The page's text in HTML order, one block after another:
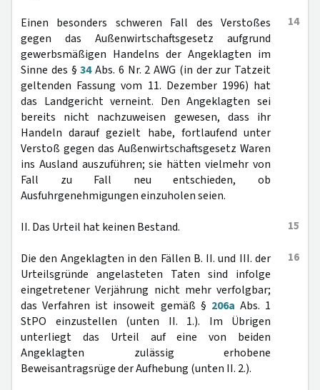
14
Einen besonders schweren Fall des Verstoßes
gegen das Außenwirtschaftsgesetz aufgrund
gewerbsmäßigen Handelns der Angeklagten im
Sinne des §34Abs. 6 Nr. 2 AWG (in der zur Tatzeit
geltenden Fassung vom 11. Dezember 1996) hat
das Landgericht verneint. Den Angeklagten sei
bereits nicht nachzuweisen gewesen, dass ihr
Handeln darauf gezielt habe, fortlaufend unter
Verstoß gegen das Außenwirtschaftsgesetz Waren
ins Ausland auszuführen; sie hätten vielmehr von
Fall zu Fall neu entschieden, ob
Ausfuhrgenehmigungen einzuholen seien.
15
II. Das Urteil hat keinen Bestand.
16
Die den Angeklagten in den Fällen B. II. und III. der
Urteilsgründe angelasteten Taten sind infolge
eingetretener Verjährung nicht mehr verfolgbar;
das Verfahren ist insoweit gemäß § 206a Abs. 1
StPO einzustellen (unten II. 1.). Im Übrigen
unterliegt das Urteil auf eine von beiden
Angeklagten zulässig erhobene
Beweisantragsrüge der Aufhebung (unten II. 2.).